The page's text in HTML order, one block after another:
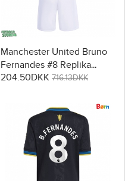
Manchester United Bruno
Fernandes #8 Replika
Babytøj Hjemmebanesæt
Korte bukser)
204.50DKK 716.13DKK